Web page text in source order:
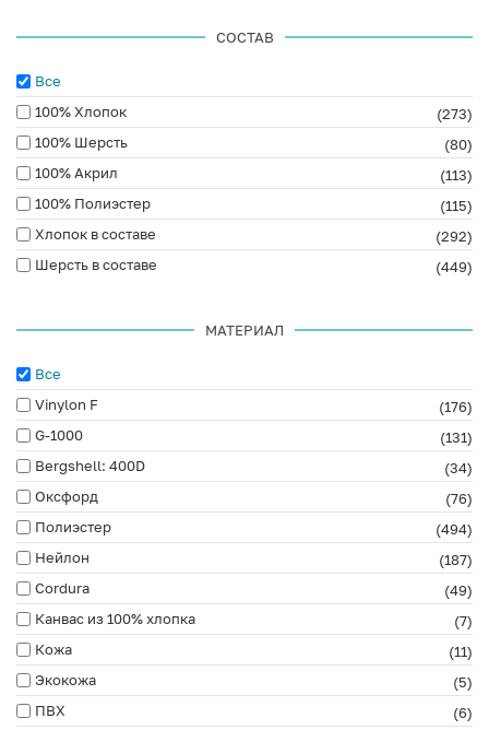
СОСТАВ
Все
100% Хлопок
(273)
100% Шерсть
(80)
100% Акрил
(113)
100% Полиэстер
(115)
Хлопок в составе
(292)
Шерсть в составе
(449)
МАТЕРИАЛ
Все
Vinylon F
(176)
G-1000
(131)
Bergshell: 400D
(34)
Оксфорд
(76)
Полиэстер
(494)
Нейлон
(187)
Cordura
(49)
Канвас из 100% хлопка
(7)
Кожа
(11)
Экокожа
(5)
ПВХ
(6)